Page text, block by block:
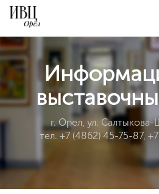
г. Орел, ул.
тел. +7 (4862) 45-75-87,